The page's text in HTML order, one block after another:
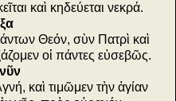
καὶ κηδεύεται νεκρά.
Θεόν, σὺν Πατρὶ καὶ
οἱ πάντες εὐσεβῶς.
καὶ τιμῶμεν τὴν ἁγίαν